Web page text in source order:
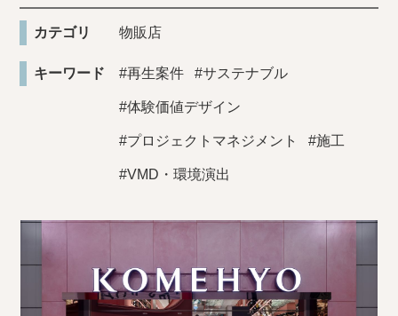
カテゴリ 物販店
キーワード #再生案件 #サステナブル
#体験価値デザイン
#プロジェクトマネジメント #施工
#VMD・環境演出